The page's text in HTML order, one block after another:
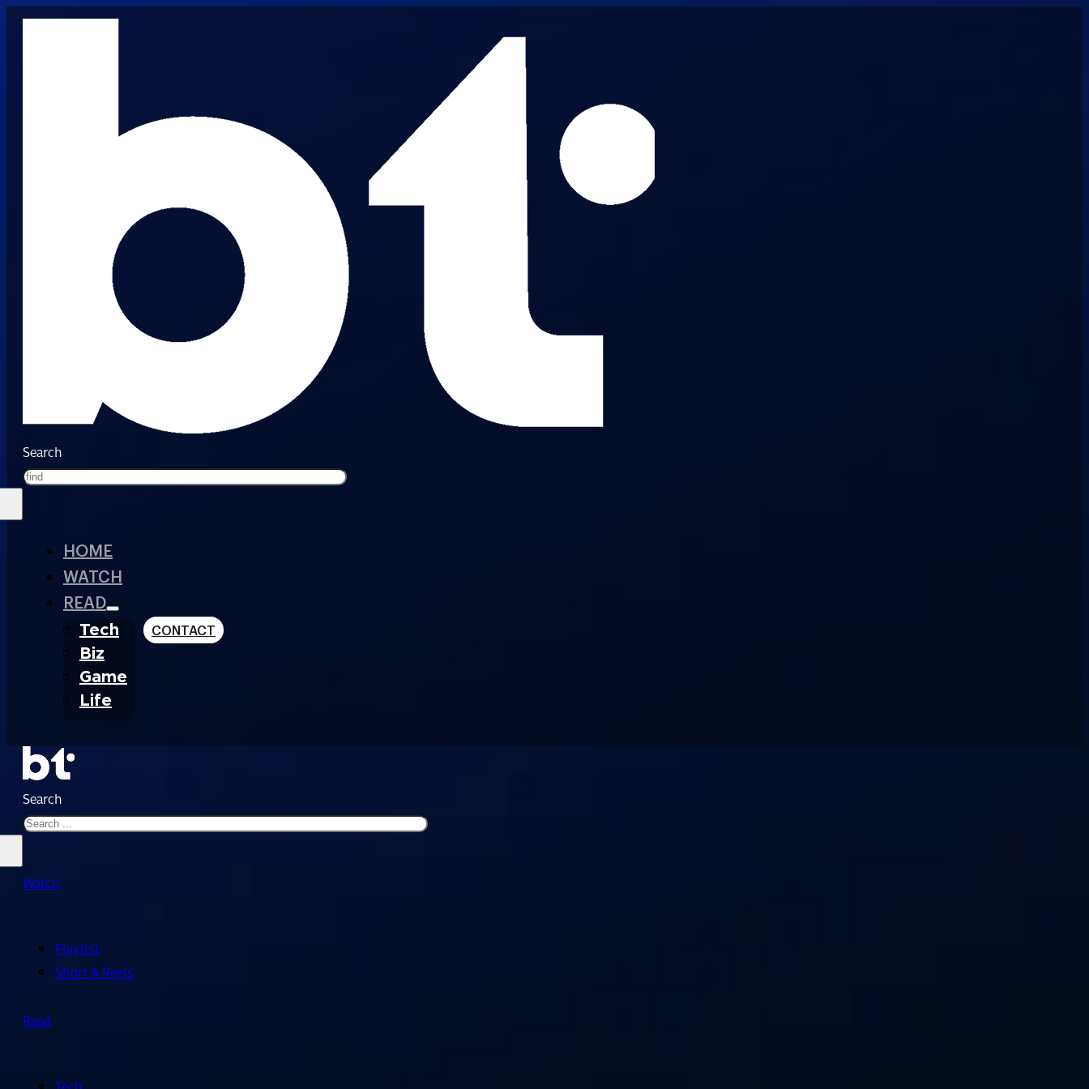
Search
HOME
WATCH
READ
Tech
Biz
Game
Life
CONTACT
Search
Watch
Playlist
Short & Reels
Read